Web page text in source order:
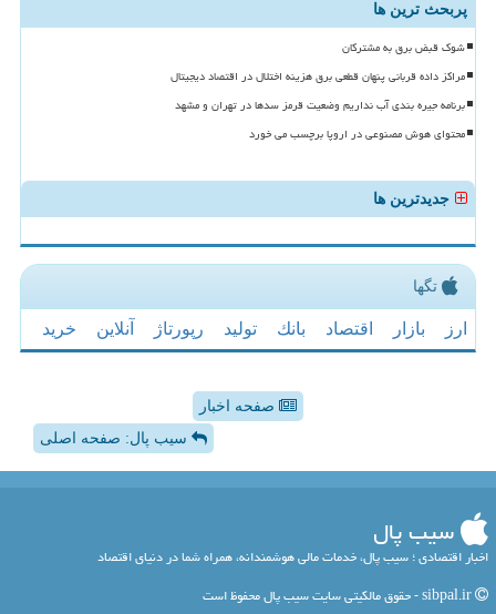
پربحث ترین ها
شوک قبض برق به مشترکان
مراکز داده قربانی پنهان قطعی برق هزینه اختلال در اقتصاد دیجیتال
برنامه جیره بندی آب نداریم وضعیت قرمز سدها در تهران و مشهد
محتوای هوش مصنوعی در اروپا برچسب می خورد
جدیدترین ها
تگها
ارز بازار اقتصاد بانك تولید رپورتاژ آنلاین خرید
صفحه اخبار
سیب پال: صفحه اصلی
سیب پال
اخبار اقتصادی ؛ سیب پال، خدمات مالی هوشمندانه، همراه شما در دنیای اقتصاد